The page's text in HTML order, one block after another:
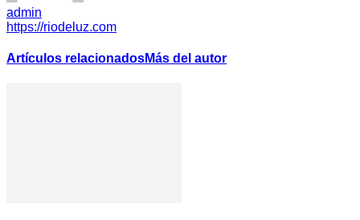
admin
https://riodeluz.com
Artículos relacionadosMás del autor